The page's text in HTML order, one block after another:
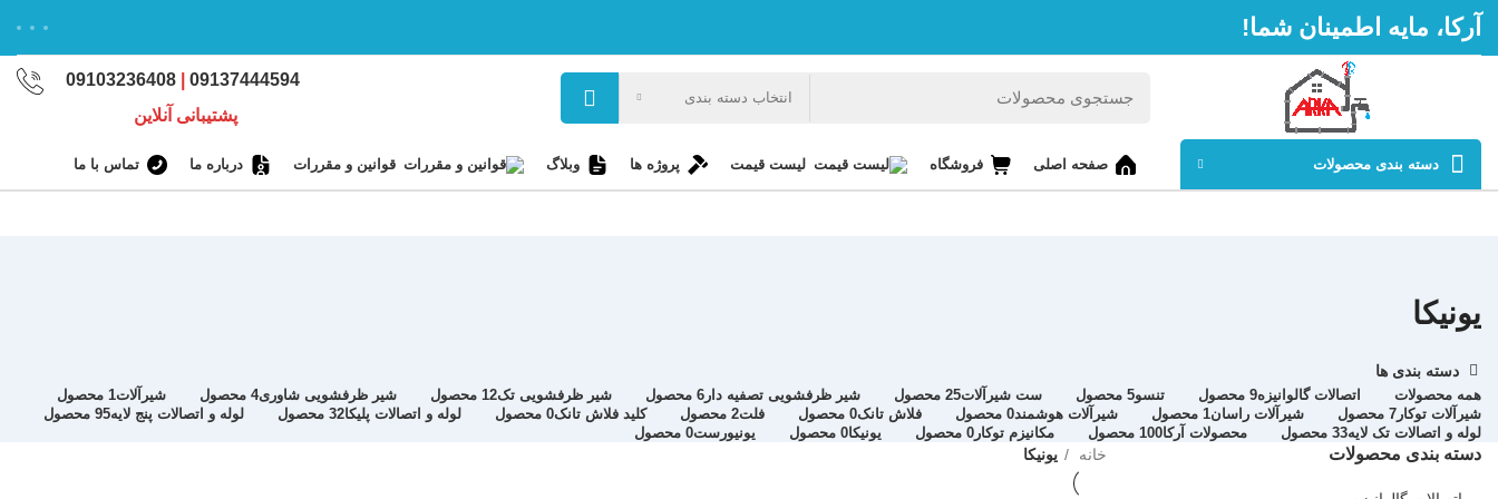
آرکا، مایه اطمینان شما!
انتخاب دسته بندی
09137444594
پشتیبانی آنلاین
دسته بندی محصولات صفحه اصلی فروشگاه لیست قیمت پروژه ها وبلاگ قوانین و مقررات درباره ما تماس با ما
یونیکا
دسته بندی ها
همه محصولات اتصالات گالوانیزه9 محصول تنسو5 محصول ست شیرآلات25 محصول شیر ظرفشویی تصفیه دار 6 محصول شیر ظرفشویی تک12 محصول شیر ظرفشویی شاوری4 محصول شیرآلات1 محصول
شیرآلات توکار 7 محصول شیرآلات راسان1 محصول شیرآلات هوشمند0 محصول فلاش تانک0 محصول فلت2 محصول کلید فلاش تانک0 محصول لوله و اتصالات پلیکا32 محصول لوله و اتصالات پنج لایه95 محصول
لوله و اتصالات تک لایه33 محصول محصولات آرکا100 محصول مکانیزم توکار 0 محصول یونیکا0 محصول یونیورست0 محصول
دسته بندی محصولات خانه یونیکا